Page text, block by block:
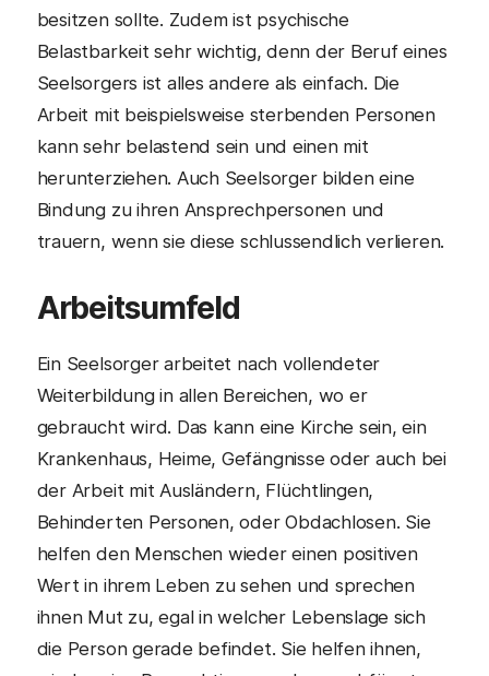
besitzen sollte. Zudem ist psychische
Belastbarkeit sehr wichtig, denn der Beruf eines
Seelsorgers ist alles andere als einfach. Die
Arbeit mit beispielsweise sterbenden Personen
kann sehr belastend sein und einen mit
herunterziehen. Auch Seelsorger bilden eine
Bindung zu ihren Ansprechpersonen und
trauern, wenn sie diese schlussendlich verlieren.
Arbeitsumfeld
Ein Seelsorger arbeitet nach vollendeter
Weiterbildung in allen Bereichen, wo er
gebraucht wird. Das kann eine Kirche sein, ein
Krankenhaus, Heime, Gefängnisse oder auch bei
der Arbeit mit Ausländern, Flüchtlingen,
Behinderten Personen, oder Obdachlosen. Sie
helfen den Menschen wieder einen positiven
Wert in ihrem Leben zu sehen und sprechen
ihnen Mut zu, egal in welcher Lebenslage sich
die Person gerade befindet. Sie helfen ihnen,